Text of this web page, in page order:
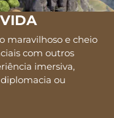
maravilhoso e cheio
com outros
imersiva,
ou